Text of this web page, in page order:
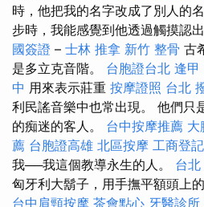
時，他把我的名字改成了別人的
步時，我能感覺到他透過觸摸認
國簽證 – 士林 推拿 新竹 整骨 古
是多立克音階。 台胞證台北 逢甲
中 用來表示莊重 按摩證照 台北
利民謠音樂中也常出現。 他們只
的痴迷的客人。 台中按摩推薦 大
薦 台胞證高雄 北區按摩 工商登記
我──我這個教導永生的人。 台
匈牙利大鬍子，用手撫平額頭上
台中肩頸按摩 茶會點心 牙醫診所